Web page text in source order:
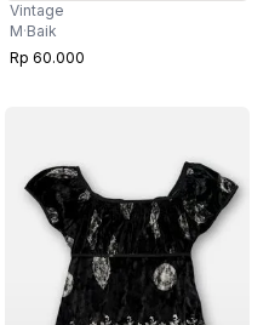
Vintage
M·Baik
Rp 60.000